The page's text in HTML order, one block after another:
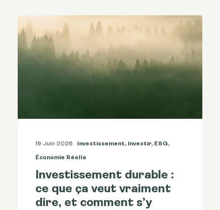
19 Juin 2026 Investissement, Investir, ESG,
Économie Réelle
Investissement durable :
ce que ça veut vraiment
dire, et comment s’y